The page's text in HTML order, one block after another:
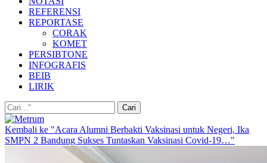
REFERENSI
REPORTASE
CORAK
KOMET
PERSIBTONE
INFOGRAFIS
BEIB
LIRIK
Kembali ke "Acara Alumni Berbakti Vaksinasi untuk Negeri, Ika
SMPN 2 Bandung Sukses Tuntaskan Vaksinasi Covid-19…"